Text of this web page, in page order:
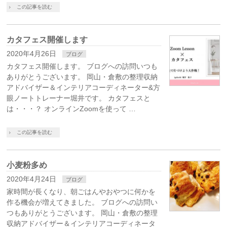
この記事を読む
カタフェス開催します
2020年4月26日 ブログ
カタフェス開催します。 ブログへの訪問いつも
ありがとうございます。 岡山・倉敷の整理収納
アドバイザー＆インテリアコーディネーター&方
眼ノートトレーナー堀井です。 カタフェスと
は・・・？ オンラインZoomを使って …
この記事を読む
小麦粉多め
2020年4月24日 ブログ
家時間が長くなり、朝ごはんやおやつに何かを
作る機会が増えてきました。 ブログへの訪問い
つもありがとうございます。 岡山・倉敷の整理
収納アドバイザー＆インテリアコーディネータ